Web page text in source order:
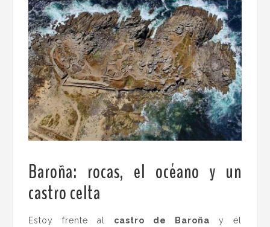
Baroña: rocas, el océano y un
castro celta
Estoy frente al castro de Baroña y el